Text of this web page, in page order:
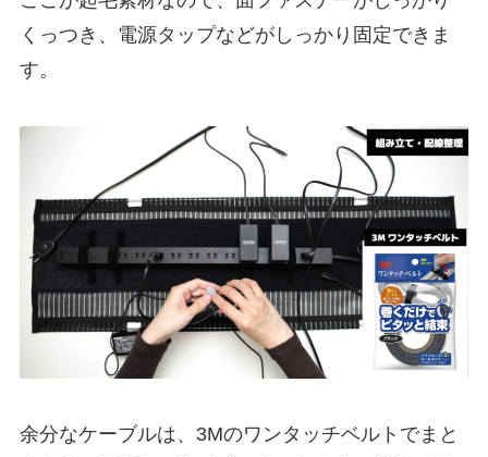
くっつき、電源タップなどがしっかり固定できま
す。
余分なケーブルは、3Mのワンタッチベルトでまと